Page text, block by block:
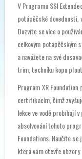
V Programu SSI
potápěčské dovednosti,
Dozvíte se více o
celkovým potápěčským
a navážete na své
trim, techniku kopu
Program XR
certifikacím, čímž
lekce ve vodě probíhají
absolvování tohoto
Foundations. Naučíte
která vám otevře